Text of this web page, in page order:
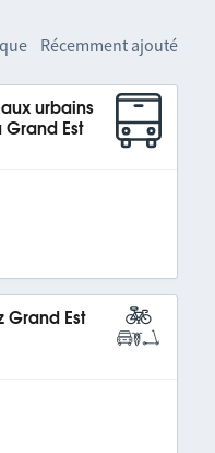
Récemment ajouté
urbains
Est
Grand Est